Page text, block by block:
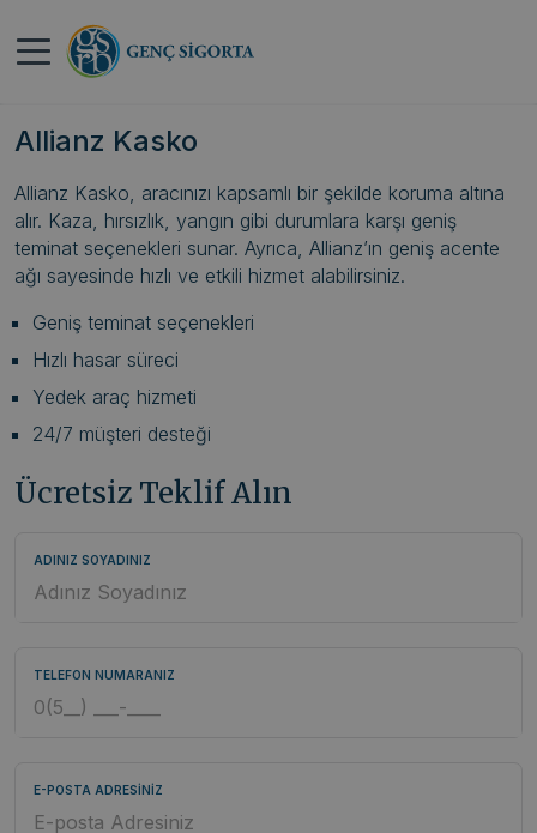
Anasayfa>
Teminatları ve Fiyatları
Allianz Kasko
Allianz Kasko, aracınızı kapsamlı bir şekilde koruma altına
alır. Kaza, hırsızlık, yangın gibi durumlara karşı geniş
teminat seçenekleri sunar. Ayrıca, Allianz’ın geniş acente
ağı sayesinde hızlı ve etkili hizmet alabilirsiniz.
Geniş teminat seçenekleri
Hızlı hasar süreci
Yedek araç hizmeti
24/7 müşteri desteği
Ücretsiz Teklif Alın
ADINIZ SOYADINIZ
TELEFON NUMARANIZ
E-POSTA ADRESİNİZ